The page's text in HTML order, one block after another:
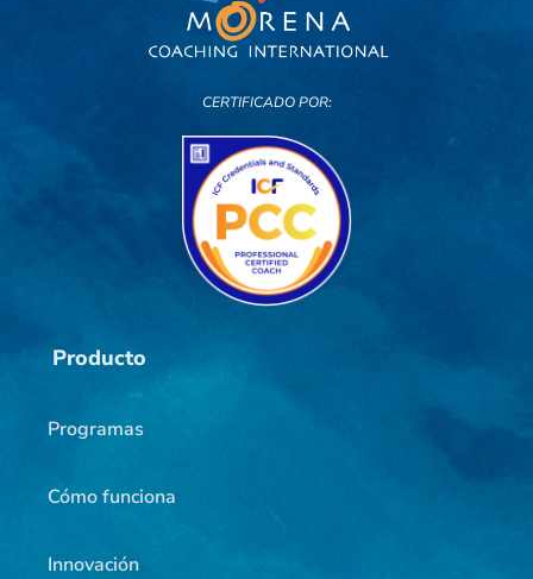
CERTIFICADO POR:
Producto
Programas
Cómo funciona
Innovación